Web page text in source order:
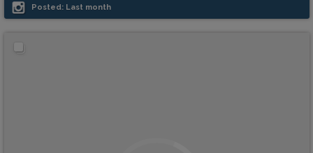
Posted: Last month